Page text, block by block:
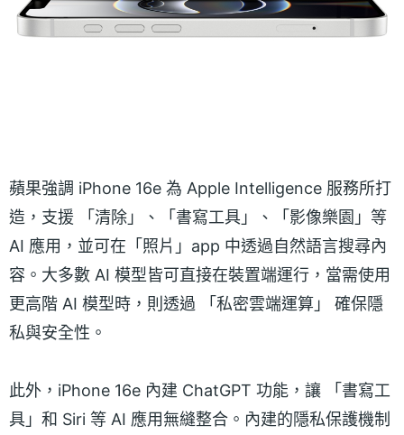
蘋果強調 iPhone 16e 為 Apple Intelligence 服務所打
造，支援 「清除」、「書寫工具」、「影像樂園」等
AI 應用，並可在「照片」app 中透過自然語言搜尋內
容。大多數 AI 模型皆可直接在裝置端運行，當需使用
更高階 AI 模型時，則透過 「私密雲端運算」 確保隱
私與安全性。
此外，iPhone 16e 內建 ChatGPT 功能，讓 「書寫工
具」和 Siri 等 AI 應用無縫整合。內建的隱私保護機制